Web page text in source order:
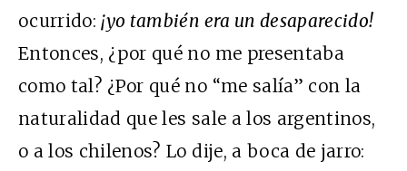
ocurrido:¡yo también era un desaparecido!
Entonces, ¿por qué no me presentaba
como tal? ¿Por qué no “me salía” con la
naturalidad que les sale a los argentinos,
o a los chilenos? Lo dije, a boca de jarro: